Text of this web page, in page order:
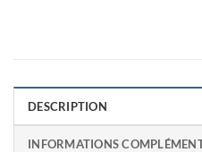
DESCRIPTION
INFORMATIONS